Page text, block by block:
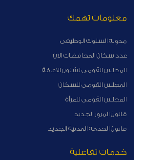
معلومات تهمك
مدونة السلوك الوظيفى
عدد سكان المحافظات الان
المجلس القومى لشئون الاعاقة
المجلس القومى للسكان
المجلس القومى للمرأة
قانون المرور الجديد
قانون الخدمة المدنية الجديد
خدمات تفاعلية